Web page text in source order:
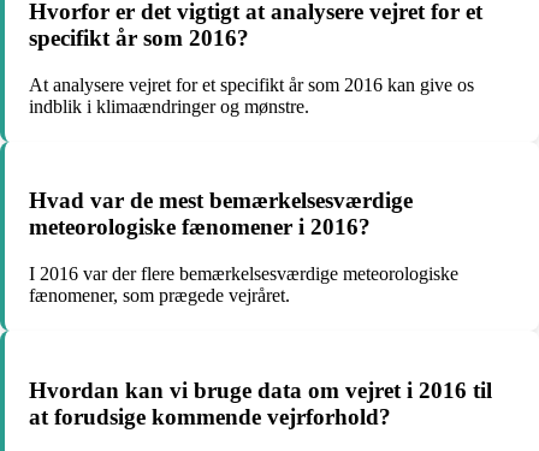
Hvorfor er det vigtigt at analysere vejret for et
specifikt år som 2016?
At analysere vejret for et specifikt år som 2016 kan give os
indblik i klimaændringer og mønstre.
Hvad var de mest bemærkelsesværdige
meteorologiske fænomener i 2016?
I 2016 var der flere bemærkelsesværdige meteorologiske
fænomener, som prægede vejråret.
Hvordan kan vi bruge data om vejret i 2016 til
at forudsige kommende vejrforhold?